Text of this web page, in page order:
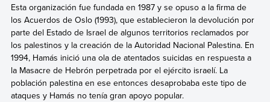
Esta organización fue fundada en 1987 y se opuso a la firma de
los Acuerdos de Oslo (1993), que establecieron la devolución por
parte del Estado de Israel de algunos territorios reclamados por
los palestinos y la creación de la Autoridad Nacional Palestina. En
1994, Hamás inició una ola de atentados suicidas en respuesta a
la Masacre de Hebrón perpetrada por el ejército israelí. La
población palestina en ese entonces desaprobaba este tipo de
ataques y Hamás no tenía gran apoyo popular.